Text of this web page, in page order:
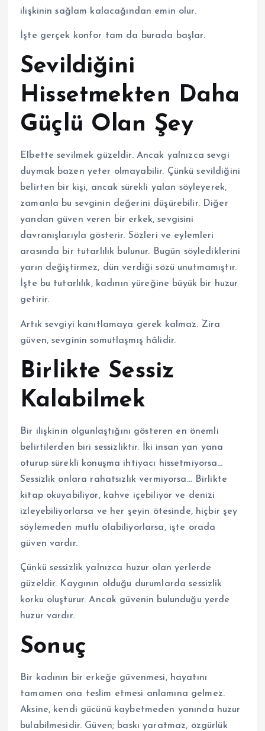
ilişkinin sağlam kalacağından emin olur.
İşte gerçek konfor tam da burada başlar.
Sevildiğini
Hissetmekten Daha
Güçlü Olan Şey
Elbette sevilmek güzeldir. Ancak yalnızca sevgi
duymak bazen yeter olmayabilir. Çünkü sevildiğini
belirten bir kişi, ancak sürekli yalan söyleyerek,
zamanla bu sevginin değerini düşürebilir. Diğer
yandan güven veren bir erkek, sevgisini
davranışlarıyla gösterir. Sözleri ve eylemleri
arasında bir tutarlılık bulunur. Bugün söylediklerini
yarın değiştirmez, dün verdiği sözü unutmamıştır.
İşte bu tutarlılık, kadının yüreğine büyük bir huzur
getirir.
Artık sevgiyi kanıtlamaya gerek kalmaz. Zira
güven, sevginin somutlaşmış hâlidir.
Birlikte Sessiz
Kalabilmek
Bir ilişkinin olgunlaştığını gösteren en önemli
belirtilerden biri sessizliktir. İki insan yan yana
oturup sürekli konuşma ihtiyacı hissetmiyorsa…
Sessizlik onlara rahatsızlık vermiyorsa… Birlikte
kitap okuyabiliyor, kahve içebiliyor ve denizi
izleyebiliyorlarsa ve her şeyin ötesinde, hiçbir şey
söylemeden mutlu olabiliyorlarsa, işte orada
güven vardır.
Çünkü sessizlik yalnızca huzur olan yerlerde
güzeldir. Kaygının olduğu durumlarda sessizlik
korku oluşturur. Ancak güvenin bulunduğu yerde
huzur vardır.
Sonuç
Bir kadının bir erkeğe güvenmesi, hayatını
tamamen ona teslim etmesi anlamına gelmez.
Aksine, kendi gücünü kaybetmeden yanında huzur
bulabilmesidir. Güven; baskı yaratmaz, özgürlük